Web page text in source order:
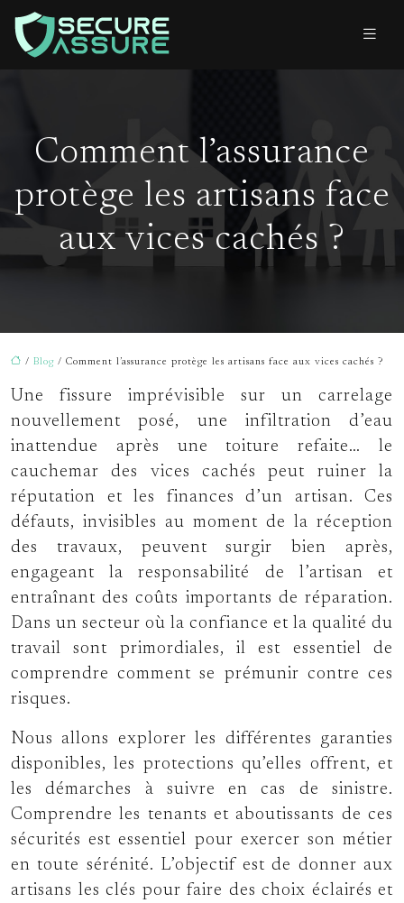
Comment l’assurance
protège les artisans face
aux vices cachés ?
/ Blog / Comment l’assurance protège les artisans face aux vices cachés ?
Une fissure imprévisible sur un carrelage
nouvellement posé, une infiltration d’eau
inattendue après une toiture refaite… le
cauchemar des vices cachés peut ruiner la
réputation et les finances d’un artisan. Ces
défauts, invisibles au moment de la réception
des travaux, peuvent surgir bien après,
engageant la responsabilité de l’artisan et
entraînant des coûts importants de réparation.
Dans un secteur où la confiance et la qualité du
travail sont primordiales, il est essentiel de
comprendre comment se prémunir contre ces
risques.
Nous allons explorer les différentes garanties
disponibles, les protections qu’elles offrent, et
les démarches à suivre en cas de sinistre.
Comprendre les tenants et aboutissants de ces
sécurités est essentiel pour exercer son métier
en toute sérénité. L’objectif est de donner aux
artisans les clés pour faire des choix éclairés et